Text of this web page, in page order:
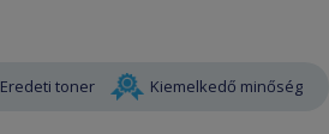
Eredeti toner Kiemelkedő minőség